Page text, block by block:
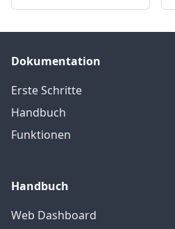
Dokumentation
Erste Schritte
Handbuch
Funktionen
Handbuch
Web Dashboard